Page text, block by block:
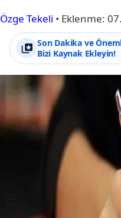
Özge Tekeli • Eklenme:
Son Dakika ve
Bizi Kaynak Ekleyin!